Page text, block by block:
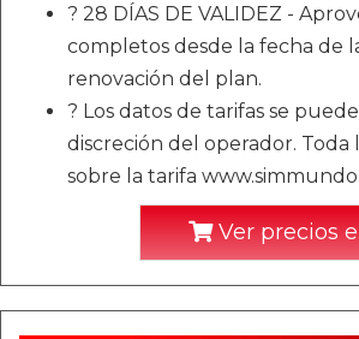
? 28 DÍAS DE VALIDEZ -
completos desde la fecha de
renovación del plan.
? Los datos de tarifas se
discreción del operador. Toda
sobre la tarifa
Ver precios